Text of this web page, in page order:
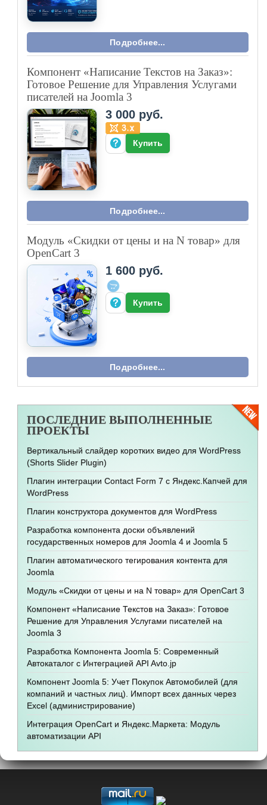
Подробнее...
Компонент «Написание Текстов на Заказ»:
Готовое Решение для Управления Услугами
писателей на Joomla 3
3 000 руб.
Купить
Подробнее...
Модуль «Скидки от цены и на N товар» для
OpenCart 3
1 600 руб.
Купить
Подробнее...
ПОСЛЕДНИЕ ВЫПОЛНЕННЫЕ
ПРОЕКТЫ
Вертикальный слайдер коротких видео для WordPress
(Shorts Slider Plugin)
Плагин интеграции Contact Form 7 с Яндекс.Капчей для
WordPress
Плагин конструктора документов для WordPress
Разработка компонента доски объявлений
государственных номеров для Joomla 4 и Joomla 5
Плагин автоматического тегирования контента для
Joomla
Модуль «Скидки от цены и на N товар» для OpenCart 3
Компонент «Написание Текстов на Заказ»: Готовое
Решение для Управления Услугами писателей на
Joomla 3
Разработка Компонента Joomla 5: Современный
Автокаталог с Интеграцией API Avto.jp
Компонент Joomla 5: Учет Покупок Автомобилей (для
компаний и частных лиц). Импорт всех данных через
Excel (администрирование)
Интеграция OpenCart и Яндекс.Маркета: Модуль
автоматизации API